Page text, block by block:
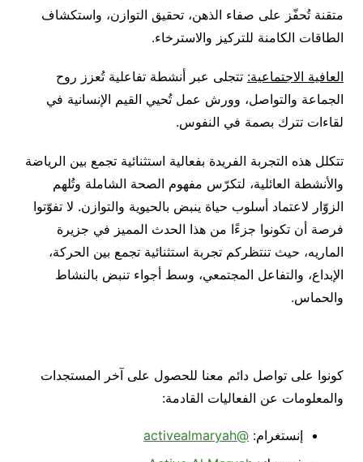
متقنة تُحفّز على صفاء الذهن، تحقيق التوازن، واستكشاف
الطاقات الكامنة للتركيز والاسترخاء.
العافية الاجتماعية: تتجلى عبر أنشطة تفاعلية تُعزز روح
الجماعة والتواصل، وورش عمل تُحيي القيم الإنسانية في
لقاءات تترك بصمة في النفوس.
تتكلل هذه التجربة الفريدة بفعالية استثنائية تجمع بين الرياضة
والأنشطة العائلية، لتكرّس مفهوم الصحة الشاملة وتُلهم
الزوّار لاعتماد أسلوب حياة ينبض بالحيوية والتوازن. لا تفوّتوا
فرصة أن تكونوا جزءًا من هذا الحدث المميز في جزيرة
الماريه، حيث تنتظركم تجربة استثنائية تجمع بين الحركة،
الإبداع، والتفاعل المجتمعي، وسط أجواء تنبض بالنشاط
والحماس.
كونوا على تواصل دائم معنا للحصول على آخر المستجدات
والمعلومات عن الفعاليات القادمة:
إنستغرام: @activealmaryah